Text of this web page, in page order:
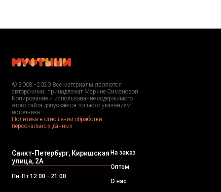
© 2008 - 2020 Все материалы являются
авторскими, принадлежат Марине Симановой.
Копирование и использование содержимого
этого сайта допускается только с указанием
источника.
Политика в отношении обработки
персональных данных
Санкт-Петербург, Киришская
улица, 2А
Пн-Пт 12:00 - 21:00
На заказ
Оптом
О нас